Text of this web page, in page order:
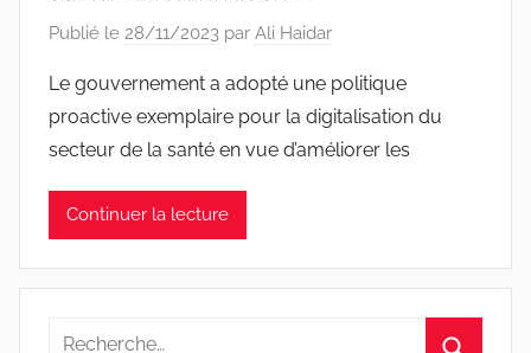
Publié le 28/11/2023 par Ali Haidar
Le gouvernement a adopté une politique
proactive exemplaire pour la digitalisation du
secteur de la santé en vue d’améliorer les
Continuer la lecture
Recherche